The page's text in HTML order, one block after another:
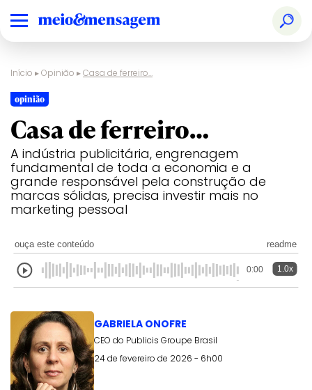
Início ▸Opinião ▸Casa de ferreiro…
opinião
Casa de ferreiro…
A indústria publicitária, engrenagem
fundamental de toda a economia e a
grande responsável pela construção de
marcas sólidas, precisa investir mais no
marketing pessoal
ouça este conteúdo readme
0:00 1.0x
GABRIELA ONOFRE
CEO do Publicis Groupe Brasil
24 de fevereiro de 2026 - 6h00